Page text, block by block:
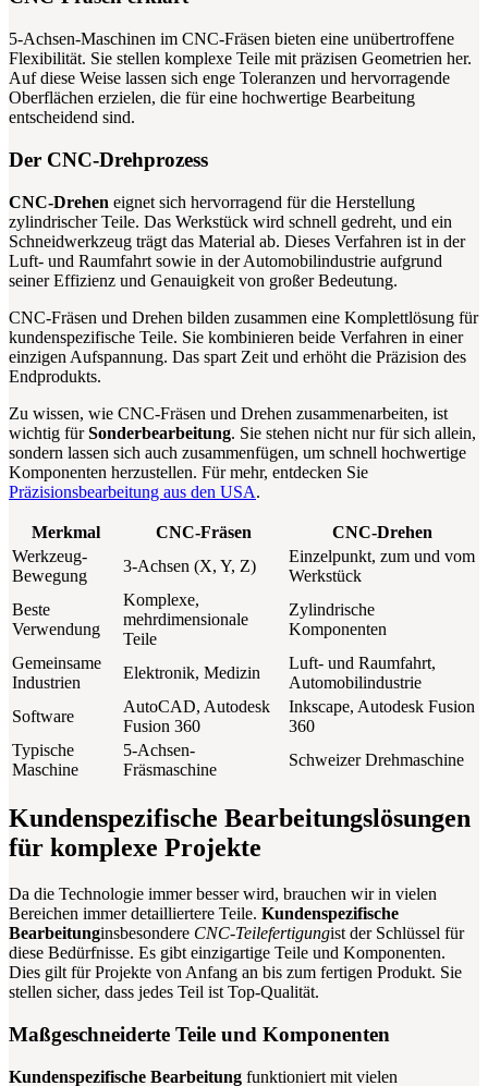
5-Achsen-Maschinen im CNC-Fräsen bieten eine unübertroffene
Flexibilität. Sie stellen komplexe Teile mit präzisen Geometrien her.
Auf diese Weise lassen sich enge Toleranzen und hervorragende
Oberflächen erzielen, die für eine hochwertige Bearbeitung
entscheidend sind.
Der CNC-Drehprozess
CNC-Drehen eignet sich hervorragend für die Herstellung
zylindrischer Teile. Das Werkstück wird schnell gedreht, und ein
Schneidwerkzeug trägt das Material ab. Dieses Verfahren ist in der
Luft- und Raumfahrt sowie in der Automobilindustrie aufgrund
seiner Effizienz und Genauigkeit von großer Bedeutung.
CNC-Fräsen und Drehen bilden zusammen eine Komplettlösung für
kundenspezifische Teile. Sie kombinieren beide Verfahren in einer
einzigen Aufspannung. Das spart Zeit und erhöht die Präzision des
Endprodukts.
Zu wissen, wie CNC-Fräsen und Drehen zusammenarbeiten, ist
wichtig fürSonderbearbeitung. Sie stehen nicht nur für sich allein,
sondern lassen sich auch zusammenfügen, um schnell hochwertige
Komponenten herzustellen. Für mehr, entdecken Sie
Präzisionsbearbeitung aus den USA.
Merkmal CNC-Fräsen
CNC-Drehen
Werkzeug-
Bewegung
3-Achsen (X, Y, Z)
Einzelpunkt, zum und vom
Werkstück
Beste
Verwendung
Komplexe,
mehrdimensionale
Teile
Zylindrische
Komponenten
Gemeinsame
Industrien
Elektronik, Medizin
Luft- und Raumfahrt,
Automobilindustrie
Software
AutoCAD, Autodesk
Fusion 360
Inkscape, Autodesk Fusion
360
Typische
Maschine
5-Achsen-
Fräsmaschine
Schweizer Drehmaschine
Kundenspezifische Bearbeitungslösungen
für komplexe Projekte
Da die Technologie immer besser wird, brauchen wir in vielen
Bereichen immer detailliertere Teile. Kundenspezifische
Bearbeitunginsbesondere CNC-Teilefertigungist der Schlüssel für
diese Bedürfnisse. Es gibt einzigartige Teile und Komponenten.
Dies gilt für Projekte von Anfang an bis zum fertigen Produkt. Sie
stellen sicher, dass jedes Teil ist Top-Qualität.
Maßgeschneiderte Teile und Komponenten
Kundenspezifische Bearbeitung funktioniert mit vielen